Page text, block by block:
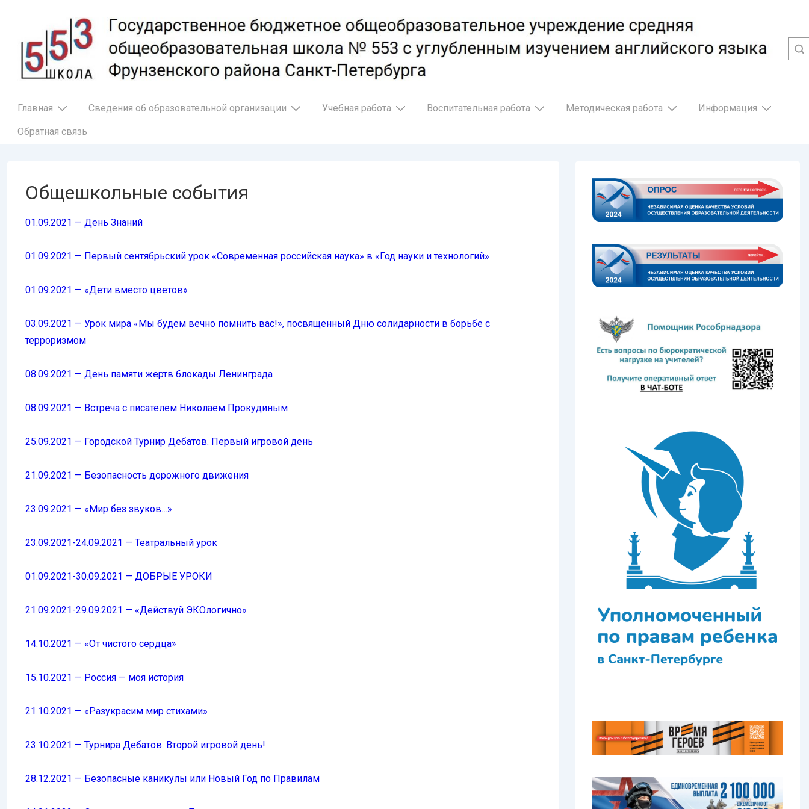
основному
содержимому
Основная
Главная Сведения об образовательной организации Учебная работа Воспитательная работа Методическая работа Информация
Обратная связь
Общешкольные события
01.09.2021 — День Знаний
01.09.2021 — Первый сентябрьский урок «Современная российская наука» в «Год науки и технологий»
01.09.2021 — «Дети вместо цветов»
03.09.2021 — Урок мира «Мы будем вечно помнить вас!», посвященный Дню солидарности в борьбе с
терроризмом
08.09.2021 — День памяти жертв блокады Ленинграда
08.09.2021 — Встреча с писателем Николаем Прокудиным
25.09.2021 — Городской Турнир Дебатов. Первый игровой день
21.09.2021 — Безопасность дорожного движения
23.09.2021 — «Мир без звуков…»
23.09.2021-24.09.2021 — Театральный урок
01.09.2021-30.09.2021 — ДОБРЫЕ УРОКИ
21.09.2021-29.09.2021 — «Действуй ЭКОлогично»
14.10.2021 — «От чистого сердца»
15.10.2021 — Россия — моя история
21.10.2021 — «Разукрасим мир стихами»
23.10.2021 — Турнира Дебатов. Второй игровой день!
28.12.2021 — Безопасные каникулы или Новый Год по Правилам